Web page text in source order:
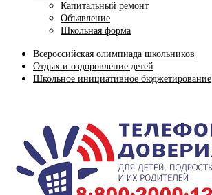
Капитальный ремонт
Объявление
Школьная форма
Всероссийская олимпиада школьников
Отдых и оздоровление детей
Школьное инициативное бюджетирование